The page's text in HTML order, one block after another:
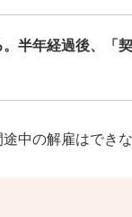
半年経過後、「
中の解雇はできな